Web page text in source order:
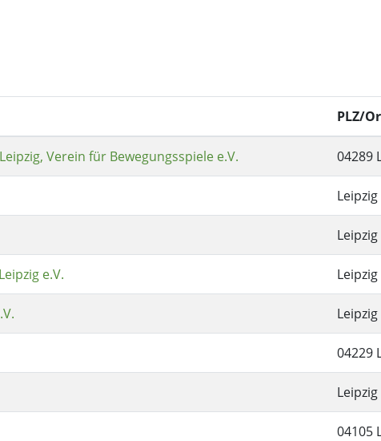
PLZ/
Verein für Bewegungsspiele e.V. 04289
Leipzig
Leipzig
e.V. Leipzig
Leipzig
04229
Leipzig
04105